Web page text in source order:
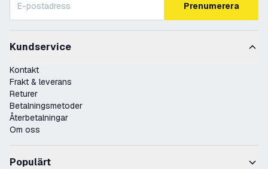
Prenumerera
Kundservice
Kontakt
Frakt & leverans
Returer
Betalningsmetoder
Återbetalningar
Om oss
Populärt